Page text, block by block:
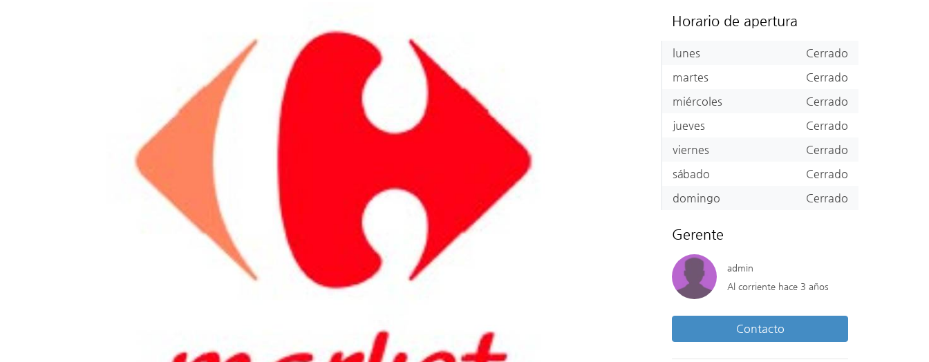
Horario de apertura
lunes
Cerrado
martes
Cerrado
miércoles
Cerrado
jueves
Cerrado
viernes
Cerrado
sábado
Cerrado
domingo
Cerrado
Gerente
admin
Al corriente hace 3 años
Contacto